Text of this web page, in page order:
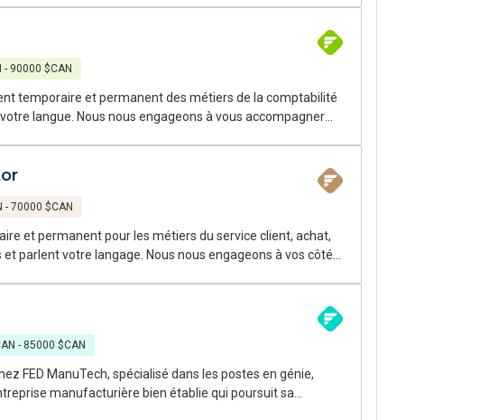
90000 $CAN
temporaire et permanent des métiers de la comptabilité
langue. Nous nous engageons à vous accompagner
: temporaire et permanent sur la Rive-Sud de
et opère dans votre monde. Nous couvrons les métiers de
s'agit d'un poste permanent à Boucherville en présentiel.
- 70000 $CAN
et permanent pour les métiers du service client, achat,
parlent votre langage. Nous nous engageons à vos côtés
- 85000 $CAN
FED ManuTech, spécialisé dans les postes en génie,